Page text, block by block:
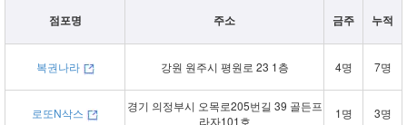
점포명 주소 금주 누적
복권나라 강원 원주시 평원로 23 1층 4명 7명
로또N삭스
경기 의정부시 오목로205번길 39 골든프
라자101호
1명 3명